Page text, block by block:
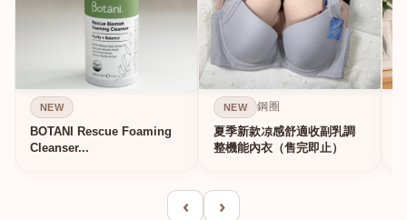
NEW
BOTANI Rescue Foaming
Cleanser...
NEW 鋼圈
夏季新款凉感舒適收副乳調
整機能內衣（售完即止）
‹ ›